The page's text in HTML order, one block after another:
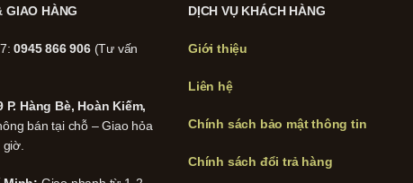
GIAO HÀNG
7:0945 866 906(Tư vấn
Hàng Bè, Hoàn Kiếm,
bán tại chỗ – Giao hỏa
DỊCH VỤ KHÁCH HÀNG
Giới thiệu
Liên hệ
Chính sách bảo mật thông tin
Chính sách đổi trả hàng